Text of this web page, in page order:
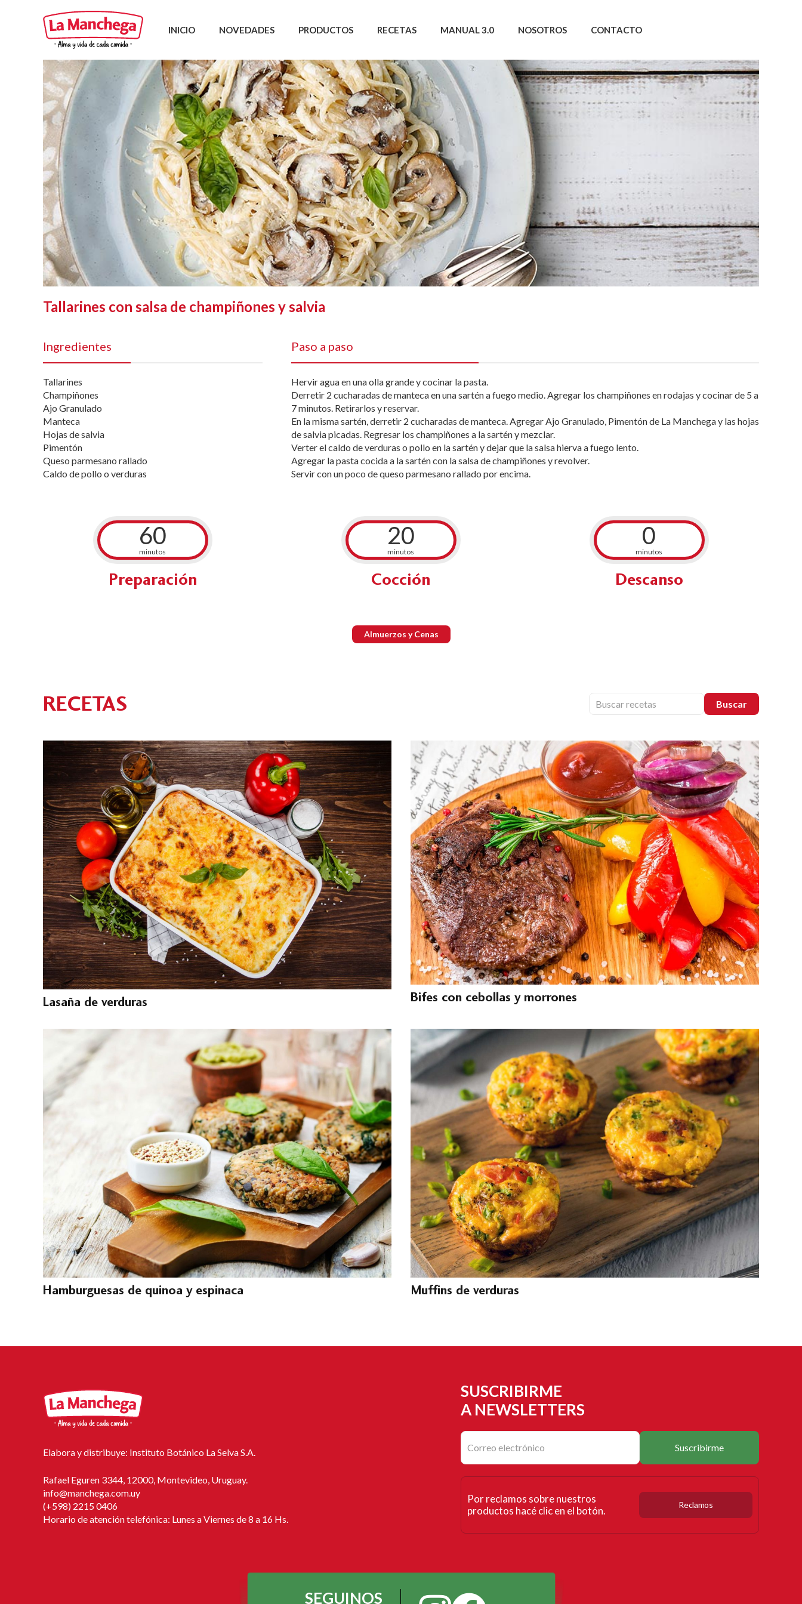
INICIO NOVEDADES PRODUCTOS RECETAS MANUAL 3.0 NOSOTROS CONTACTO
Tallarines con salsa de champiñones y salvia
Ingredientes
Tallarines
Champiñones
Ajo Granulado
Manteca
Hojas de salvia
Pimentón
Queso parmesano rallado
Caldo de pollo o verduras
Paso a paso
Hervir agua en una olla grande y cocinar la pasta.
Derretir 2 cucharadas de manteca en una sartén a fuego medio. Agregar los champiñones en rodajas y cocinar de 5 a
7 minutos. Retirarlos y reservar.
En la misma sartén, derretir 2 cucharadas de manteca. Agregar Ajo Granulado, Pimentón de La Manchega y las hojas
de salvia picadas. Regresar los champiñones a la sartén y mezclar.
Verter el caldo de verduras o pollo en la sartén y dejar que la salsa hierva a fuego lento.
Agregar la pasta cocida a la sartén con la salsa de champiñones y revolver.
Servir con un poco de queso parmesano rallado por encima.
60
minutos
Preparación
20
minutos
Cocción
0
minutos
Descanso
Almuerzos y Cenas
RECETAS Buscar
Lasaña de verduras Bifes con cebollas y morrones
Hamburguesas de quinoa y espinaca Muffins de verduras
Elabora y distribuye: Instituto Botánico La Selva S.A.
Rafael Eguren 3344, 12000, Montevideo, Uruguay.
info@manchega.com.uy
(+598) 2215 0406
Horario de atención telefónica: Lunes a Viernes de 8 a 16 Hs.
SUSCRIBIRME
A NEWSLETTERS
Suscribirme
Por reclamos sobre nuestros
productos hacé clic en el botón.
Reclamos
SEGUINOS